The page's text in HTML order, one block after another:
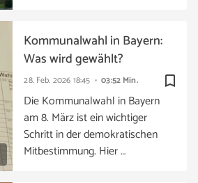
bookmark_border
28. Feb. 2026 18:45 03:52 Min.
Kommunalwahl in Bayern:
Was wird gewählt?
Die Kommunalwahl in Bayern
am 8. März ist ein wichtiger
Schritt in der demokratischen
Mitbestimmung. Hier …